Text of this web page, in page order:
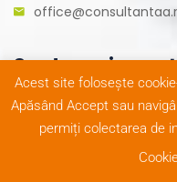
Suntem și pe
Acest site folosește
Apăsând Accept sau
permiți colectarea de